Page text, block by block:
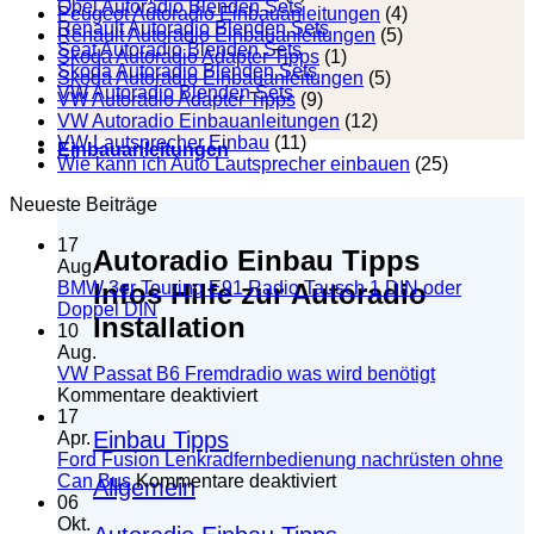
Opel Autoradio Blenden Sets
Renault Autoradio Blenden Sets
Seat Autoradio Blenden Sets
Skoda Autoradio Blenden Sets
VW Autoradio Blenden Sets
Einbauanleitungen
Autoradio Einbau Tipps
Infos Hilfe zur Autoradio
Installation
Einbau Tipps
Allgemein
Peugeot Autoradio Einbauanleitungen (4)
Renault Autoradio Einbauanleitungen (5)
Skoda Autoradio Adapter Tipps (1)
Skoda Autoradio Einbauanleitungen (5)
VW Autoradio Adapter Tipps (9)
VW Autoradio Einbauanleitungen (12)
VW Lautsprecher Einbau (11)
Wie kann ich Auto Lautsprecher einbauen (25)
Neueste Beiträge
17
Aug.
BMW 3er Touring E91 Radio Tausch 1 DIN oder
Doppel DINKeine
Kommentare
BMW
3er
E91
Radio
Tausch
1
DIN
10
Aug.
VW Passat B6 Fremdradio was wird benötigt
Kommentare deaktiviertfür
B6
Fremdradio
wird
17
Apr.
Ford Fusion Lenkradfernbedienung nachrüsten ohne
Can Bus Kommentare deaktiviertfür
06
Okt.